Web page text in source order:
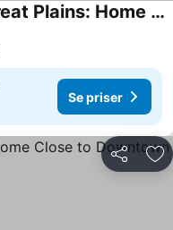
5 Mi To Museum Of The Great Plains: Home W/ Patio
Se priser
Dela